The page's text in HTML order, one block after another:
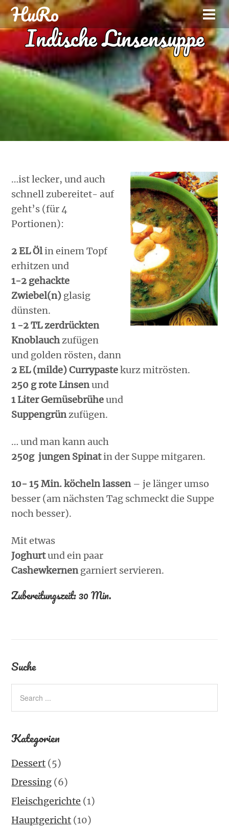
HuRo
Indische Linsensuppe
…ist lecker, und auch
schnell zubereitet- auf
geht’s (für 4
Portionen):
2 EL Ölin einem Topf
erhitzen und
1-2 gehackte
Zwiebel(n) glasig
dünsten.
1 -2 TL zerdrückten
Knoblauchzufügen
und golden rösten, dann
2 EL (milde) Currypastekurz mitrösten.
250 g rote Linsenund
1 Liter Gemüsebrüheund
Suppengrünzufügen.
… und man kann auch
250g jungen Spinatin der Suppe mitgaren.
10- 15 Min. köcheln lassen– je länger umso
besser (am nächsten Tag schmeckt die Suppe
noch besser).
Mit etwas
Joghurtund ein paar
Cashewkernengarniert servieren.
Zubereitungszeit: 30 Min.
Suche
Kategorien
Dessert (5)
Dressing (6)
Fleischgerichte (1)
Hauptgericht (10)